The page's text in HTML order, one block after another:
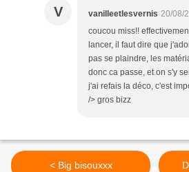
V vanilleetlesvernis 20/08/
coucou miss!!
lancer, il faut dire que
pas se plaindre, les
donc ca passe, et on s'y
j'ai refais la déco, c'est
/> gros bizz
< Big bisouxxx